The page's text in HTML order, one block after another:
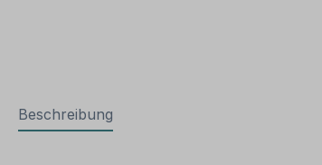
Beschreibung